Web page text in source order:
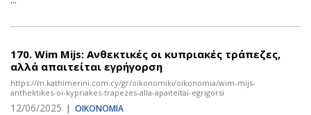
170. Wim Mijs: Ανθεκτικές οι κυπριακές τράπεζες,
αλλά απαιτείται εγρήγορση
https://m.kathimerini.com.cy/gr/oikonomiki/oikonomia/wim-mijs-
anthektikes-oi-kypriakes-trapezes-alla-apaiteitai-egrigorsi
12/06/2025 | ΟΙΚΟΝΟΜΙΑ